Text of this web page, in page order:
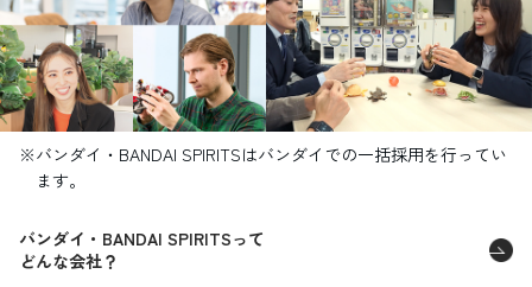
※バンダイ・BANDAI SPIRITSはバンダイでの一括採用を行ってい
ます。
バンダイ・BANDAI SPIRITSって
どんな会社？